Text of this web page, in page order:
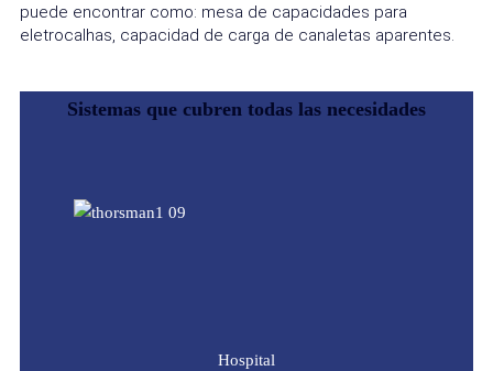
puede encontrar como: mesa de capacidades para
eletrocalhas, capacidad de carga de canaletas aparentes.
Sistemas que cubren todas las necesidades
Hospital